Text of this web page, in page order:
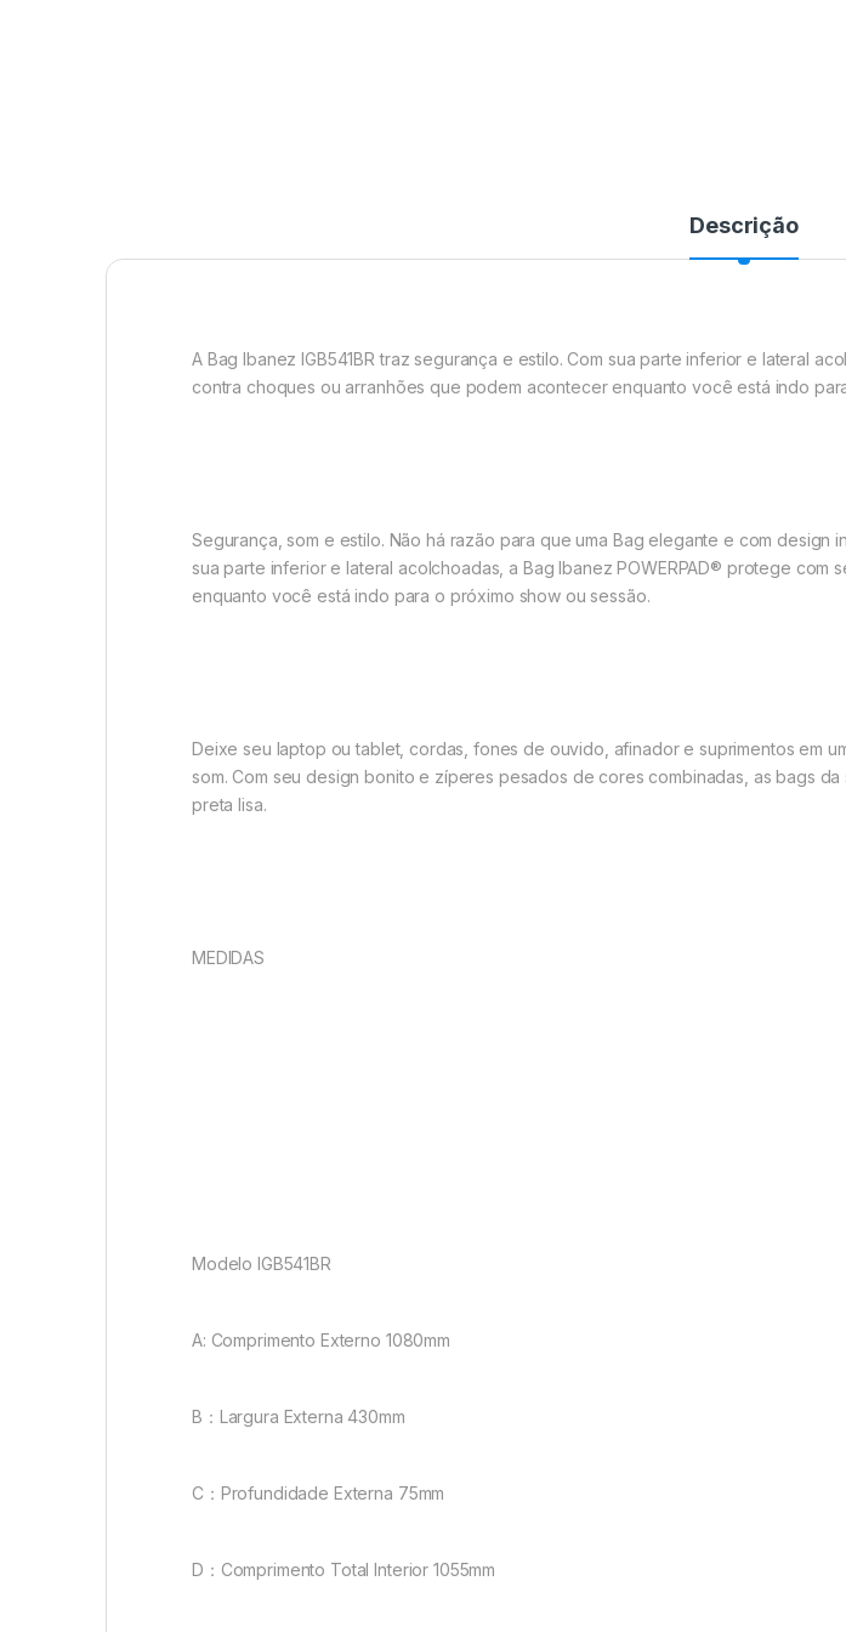
Descrição
A Bag Ibanez IGB541BR traz segurança e estilo. Com sua parte inferior e lateral
contra choques ou arranhões que podem acontecer enquanto você está indo
Segurança, som e estilo. Não há razão para que uma Bag elegante e com
sua parte inferior e lateral acolchoadas, a Bag Ibanez POWERPAD® protege
enquanto você está indo para o próximo show ou sessão.
Deixe seu laptop ou tablet, cordas, fones de ouvido, afinador e suprimentos em
som. Com seu design bonito e zíperes pesados ​​de cores combinadas, as bags
preta lisa.
MEDIDAS
Modelo IGB541BR
A: Comprimento Externo 1080mm
B：Largura Externa 430mm
C：Profundidade Externa 75mm
D：Comprimento Total Interior 1055mm